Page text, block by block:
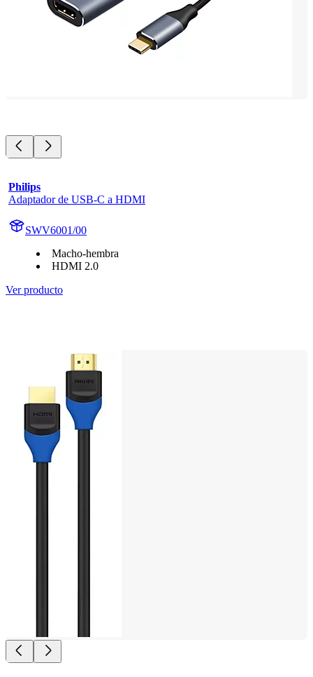
Philips
Adaptador de USB-C a HDMI
SWV6001/00
Macho-hembra
HDMI 2.0
Ver producto